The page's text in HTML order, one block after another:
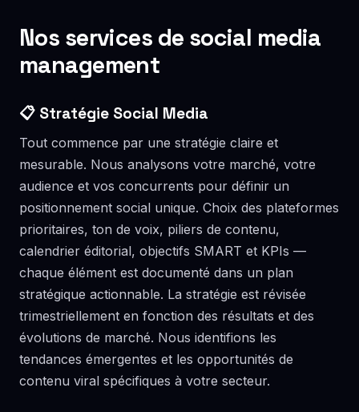
Nos services de social media
management
📋 Stratégie Social Media
Tout commence par une stratégie claire et
mesurable. Nous analysons votre marché, votre
audience et vos concurrents pour définir un
positionnement social unique. Choix des plateformes
prioritaires, ton de voix, piliers de contenu,
calendrier éditorial, objectifs SMART et KPIs —
chaque élément est documenté dans un plan
stratégique actionnable. La stratégie est révisée
trimestriellement en fonction des résultats et des
évolutions de marché. Nous identifions les
tendances émergentes et les opportunités de
contenu viral spécifiques à votre secteur.